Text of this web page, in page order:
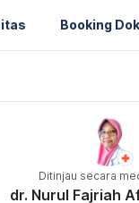
Booking
Ditinjau secara
dr. Nurul Fajriah